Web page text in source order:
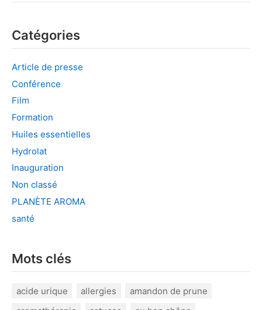
Catégories
Article de presse
Conférence
Film
Formation
Huiles essentielles
Hydrolat
Inauguration
Non classé
PLANÈTE AROMA
santé
Mots clés
acide urique allergies
amandon de prune